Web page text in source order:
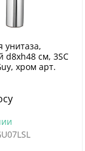
унитаза,
d8xh48 см, 3SC
хром арт.